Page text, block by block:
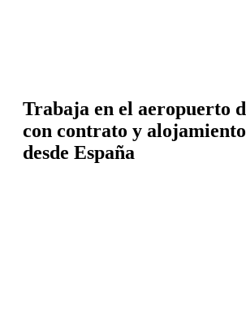
Trabaja en el aeropuerto
con contrato y
desde España